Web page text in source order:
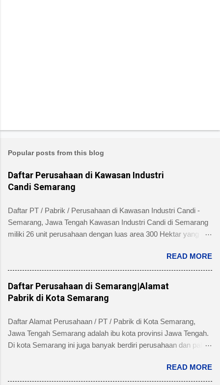
Popular posts from this blog
Daftar Perusahaan di Kawasan Industri
Candi Semarang
Daftar PT / Pabrik / Perusahaan di Kawasan Industri Candi -
Semarang, Jawa Tengah Kawasan Industri Candi di Semarang
miliki 26 unit perusahaan dengan luas area 300 Hektar yang
Kecamatan Ngaliyan dan memiliki fasilitas tanah yang siap
dibangun , jalan 20 s/d 30 meter, green belt, listrik , telepon , air,
security service dan memiliki kemudahan atau keuntungan
bebas banjir dan ideal untuk industri menengah dan besar untuk
alamat pengelola berada di Jl. Tambakaji II No. 7 Semarang
Perusahaan di Kawasan Industri Candi Semarang disertai
dengan informasi bidang usaha, alamat lengkap dan nomor
telpon masing-masing perusahaan/pabrik : PT. AMAN INDAH
READ MORE
Daftar Perusahaan di Semarang|Alamat
Pabrik di Kota Semarang
Daftar Alamat Perusahaan / PT / Pabrik di Kota Semarang,
Jawa Tengah Semarang adalah ibu kota provinsi Jawa Tengah.
Di kota Semarang ini juga banyak berdiri perusahaan dan pabrik
produsen makanan, minuman, obat-obatan / farmasi, industri
manufacture, dan lain sebagainya. Beberapa pabrik di kota
READ MORE